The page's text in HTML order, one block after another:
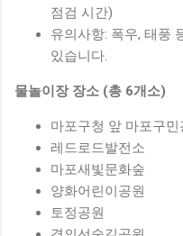
점검 시간)
유의사항: 폭우, 태풍
있습니다.
물놀이장 장소 (총 6개소)
마포구청 앞 마포구민
레드로드발전소
마포새빛문화숲
양화어린이공원
토정공원